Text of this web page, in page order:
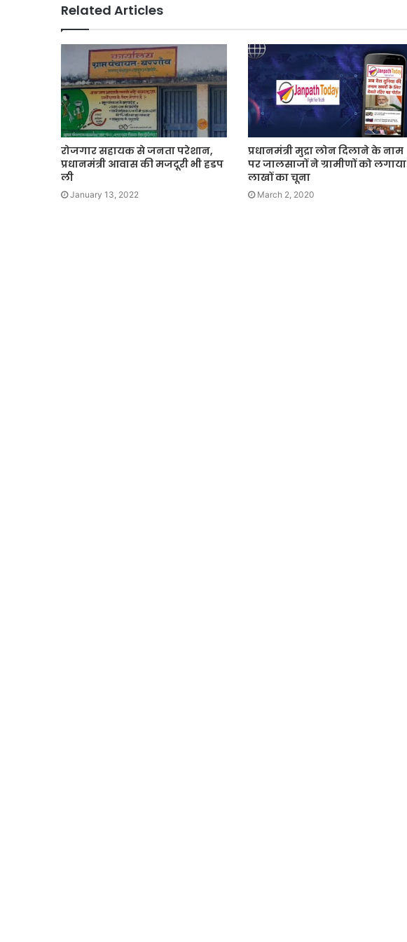
Related Articles
रोजगार सहायक से जनता परेशान,
प्रधानमंत्री आवास की मजदूरी भी हडप
ली
January 13, 2022
प्रधानमंत्री मुद्रा लोन दिलाने के नाम
पर जालसाजों ने ग्रामीणों को लगाया
लाखों का चूना
March 2, 2020